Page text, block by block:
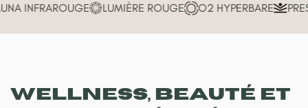
INFRAROUGE LUMIÈRE ROUGE O2 HYPERBARE
Wellness, BEAUTÉ ET